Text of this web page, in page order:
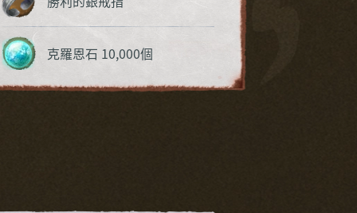
克羅恩石 10,000個